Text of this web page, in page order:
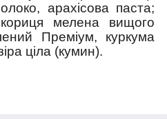
арахісова паста;
мелена вищого
Преміум, куркума
ціла (кумин).